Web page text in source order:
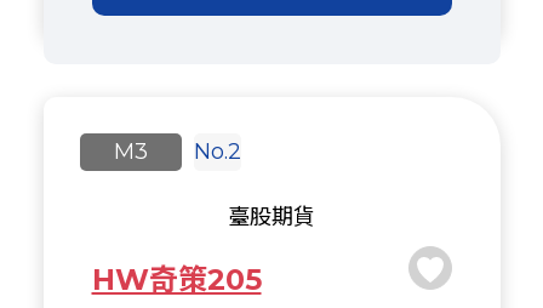
No.2
HW奇策205
臺股期貨
M3